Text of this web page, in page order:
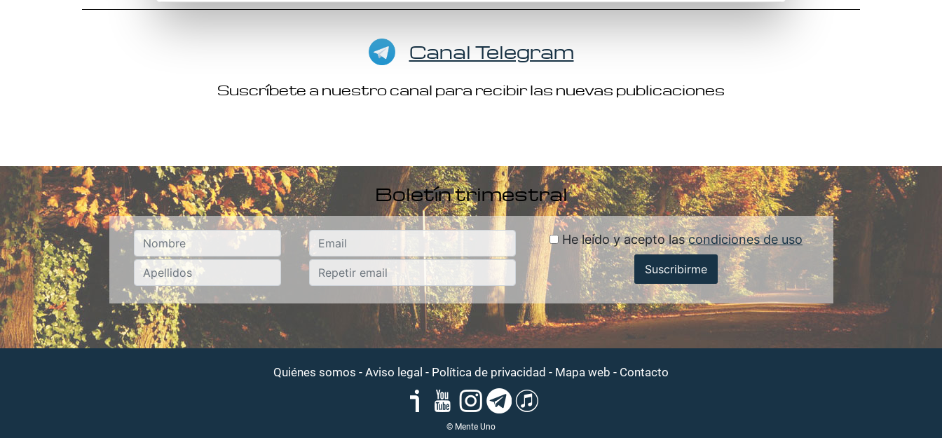
Canal Telegram
Suscríbete a nuestro canal para recibir las nuevas publicaciones
Boletín trimestral
He leído y acepto lascondiciones de uso
Suscribirme
Quiénes somos - Aviso legal - Política de privacidad - Mapa web - Contacto
© Mente Uno